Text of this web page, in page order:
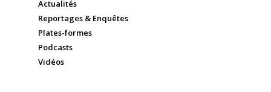
Actualités
Reportages & Enquêtes
Plates-formes
Podcasts
Vidéos